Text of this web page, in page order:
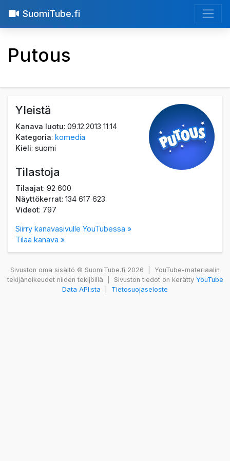
SuomiTube.fi
Putous
Yleistä
Kanava luotu: 09.12.2013 11:14
Kategoria:komedia
Kieli: suomi
Tilastoja
Tilaajat: 92 600
Näyttökerrat: 134 617 623
Videot: 797
Siirry kanavasivulle YouTubessa »
Tilaa kanava »
Sivuston oma sisältö © SuomiTube.fi 2026
YouTube-materiaalin
tekijänoikeudet niiden tekijöillä
Sivuston tiedot on kerätty YouTube
Data API:sta
Tietosuojaseloste